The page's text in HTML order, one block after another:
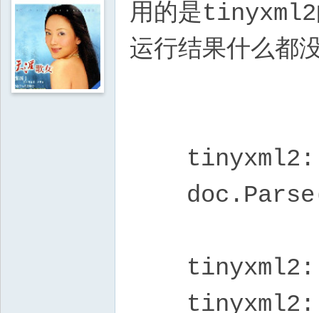
用的是tinyxml2
运行结果什么都